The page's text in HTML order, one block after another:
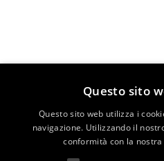
Questo sito
Questo sito web utilizza i
navigazione. Utilizzando il
conformità con la